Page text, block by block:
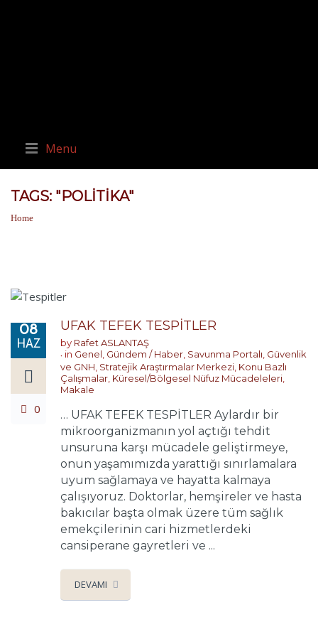
Menu
TAGS: "POLITIKA"
Home
08
HAZ
0
UFAK TEFEK TESPİTLER
by Rafet ASLANTAŞ
in Genel, Gündem / Haber, Savunma Portalı, Güvenlik
ve GNH, Stratejik Araştırmalar Merkezi, Konu Bazlı
Çalışmalar, Küresel/Bölgesel Nüfuz Mücadeleleri,
Makale
… UFAK TEFEK TESPİTLER Aylardır bir
mikroorganizmanın yol açtığı tehdit
unsuruna karşı mücadele geliştirmeye,
onun yaşamımızda yarattığı sınırlamalara
uyum sağlamaya ve hayatta kalmaya
çalışıyoruz. Doktorlar, hemşireler ve hasta
bakıcılar başta olmak üzere tüm sağlık
emekçilerinin cari hizmetlerdeki
cansiperane gayretleri ve ...
DEVAMI